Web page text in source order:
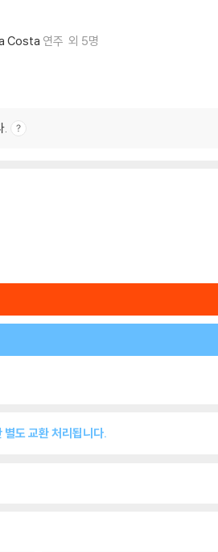
Costa 연주 외 5명
.
도 교환 처리됩니다.